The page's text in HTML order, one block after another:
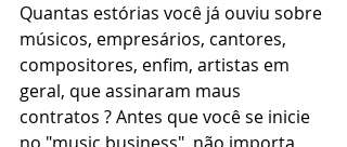
Quantas estórias você já ouviu sobre
músicos, empresários, cantores,
compositores, enfim, artistas em
geral, que assinaram maus
contratos ? Antes que você se inicie